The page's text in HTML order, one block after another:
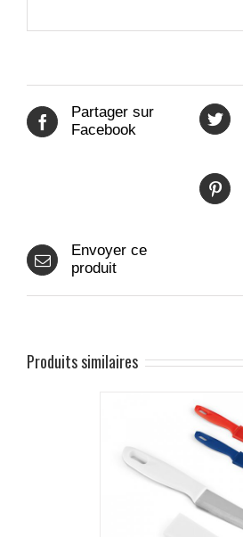
Partager sur
Facebook
Envoyer ce
produit
Produits similaires